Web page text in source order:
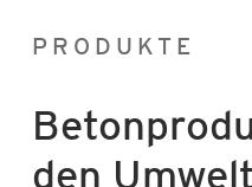
PRODUKTE
den